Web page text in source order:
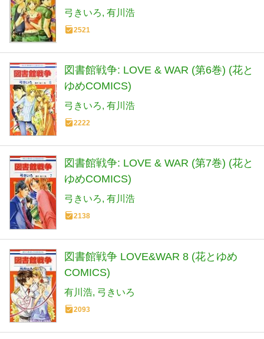
弓きいろ 有川浩
2521
図書館戦争: LOVE & WAR (第6巻) (花と
ゆめCOMICS)
弓きいろ 有川浩
2222
図書館戦争: LOVE & WAR (第7巻) (花と
ゆめCOMICS)
弓きいろ 有川浩
2138
図書館戦争 LOVE&WAR 8 (花とゆめ
COMICS)
有川浩 弓きいろ
2093